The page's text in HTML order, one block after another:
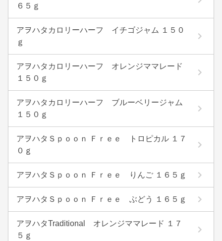
６５ｇ
アヲハタカロリーハーフ イチゴジャム １５０
ｇ
アヲハタカロリーハーフ オレンジママレード
１５０ｇ
アヲハタカロリーハーフ ブルーベリージャム
１５０ｇ
アヲハタＳｐｏｏｎ Ｆｒｅｅ トロピカル １７
０ｇ
アヲハタＳｐｏｏｎ Ｆｒｅｅ りんご １６５ｇ
アヲハタＳｐｏｏｎ Ｆｒｅｅ ぶどう １６５ｇ
アヲハタTraditional オレンジママレード １７
５ｇ